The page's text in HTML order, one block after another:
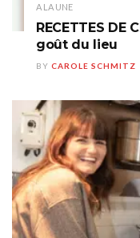
A LA UNE
RECETTES DE
goût du lieu
BY CAROLE SCHMITZ